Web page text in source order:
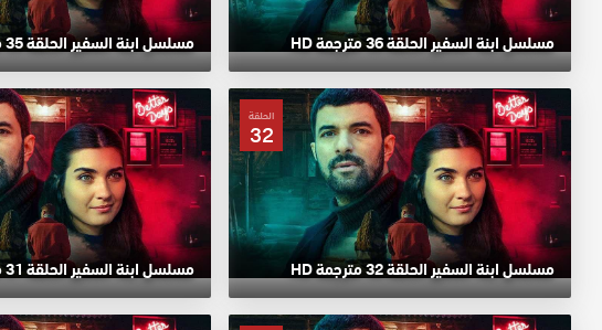
مسلسل ابنة السفير الحلقة 36 مترجمة HD مسلسل ابنة السفير الحلقة 35 مترجمة HD
الحلقة
32
مسلسل ابنة السفير الحلقة 32 مترجمة HD مسلسل ابنة السفير الحلقة 31 مترجمة HD